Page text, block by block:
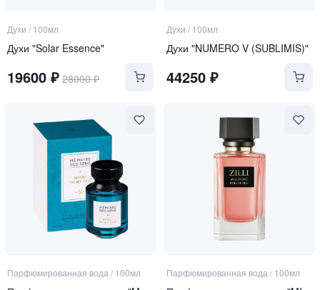
Духи / 100мл
Духи "Solar Essence"
19600 ₽ 28000₽
Духи / 100мл
Духи "NUMERO V (SUBLIMIS)"
44250₽
Парфюмированная вода / 100мл Парфюмированная вода / 100мл